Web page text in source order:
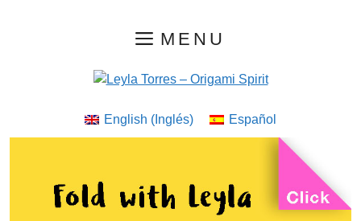
MENU
English ( Inglés) Español